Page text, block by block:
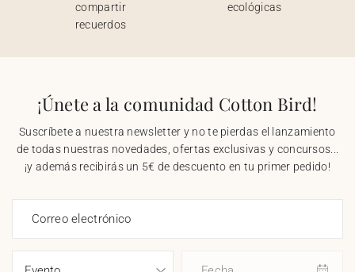
compartir
recuerdos
ecológicas
¡Únete a la comunidad Cotton Bird!
Suscríbete a nuestra newsletter y no te pierdas el lanzamiento
de todas nuestras novedades, ofertas exclusivas y concursos...
¡y además recibirás un 5€ de descuento en tu primer pedido!
Correo electrónico